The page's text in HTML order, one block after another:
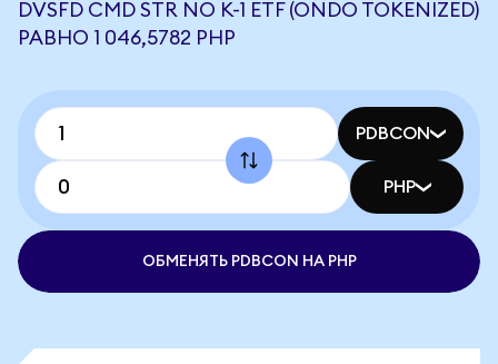
DVSFD CMD STR NO K-1 ETF (ONDO TOKENIZED)
РАВНО 1 046,5782 PHP
PDBCON
PHP
ОБМЕНЯТЬ PDBCON НА PHP